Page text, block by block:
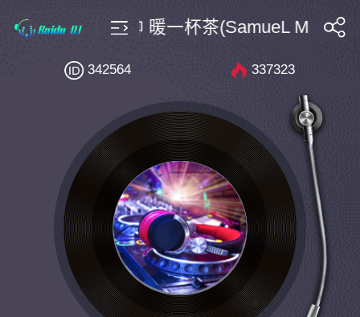
$4 Bpm150 邵帥 暖一杯茶(SamueL
342564 337323